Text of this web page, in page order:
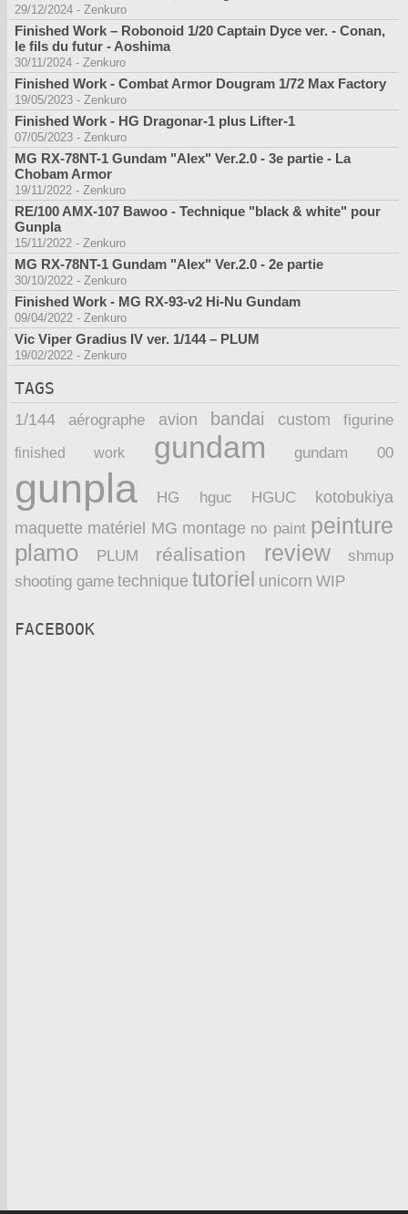
29/12/2024 - Zenkuro
Finished Work – Robonoid 1/20 Captain Dyce ver. - Conan,
le fils du futur - Aoshima
30/11/2024 - Zenkuro
Finished Work - Combat Armor Dougram 1/72 Max Factory
19/05/2023 - Zenkuro
Finished Work - HG Dragonar-1 plus Lifter-1
07/05/2023 - Zenkuro
MG RX-78NT-1 Gundam "Alex" Ver.2.0 - 3e partie - La
Chobam Armor
19/11/2022 - Zenkuro
RE/100 AMX-107 Bawoo - Technique "black & white" pour
Gunpla
15/11/2022 - Zenkuro
MG RX-78NT-1 Gundam "Alex" Ver.2.0 - 2e partie
30/10/2022 - Zenkuro
Finished Work - MG RX-93-v2 Hi-Nu Gundam
09/04/2022 - Zenkuro
Vic Viper Gradius IV ver. 1/144 – PLUM
19/02/2022 - Zenkuro
TAGS
1/144 aérographe avion bandai custom figurine
finished work gundam gundam 00
gunpla HG hguc HGUC
kotobukiya
maquette matériel MG montage no paint peinture
plamo PLUM réalisation review
shmup
shooting game technique tutoriel unicorn WIP
FACEBOOK